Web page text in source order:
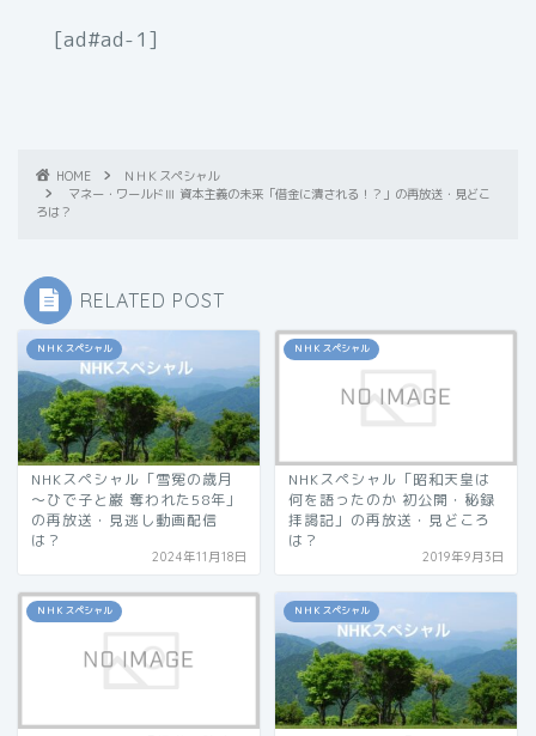
[ad#ad-1]
HOME
ＮＨＫスペシャル
マネー・ワールドⅢ 資本主義の未来「借金に潰される！？」の再放送・見どこ
ろは？
RELATED POST
ＮＨＫスペシャル
NHKスペシャル「雪冤の歳月
～ひで子と巌 奪われた58年」
の再放送・見逃し動画配信
は？
2024年11月18日
ＮＨＫスペシャル
NHKスペシャル「昭和天皇は
何を語ったのか 初公開・秘録
拝謁記」の再放送・見どころ
は？
2019年9月3日
ＮＨＫスペシャル ＮＨＫスペシャル